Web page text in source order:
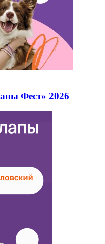
Фест» 2026